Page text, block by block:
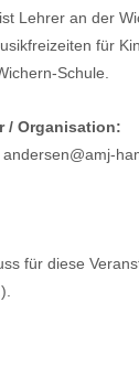
Lehrer an der
für
Schule.
/ Organisation:
für diese